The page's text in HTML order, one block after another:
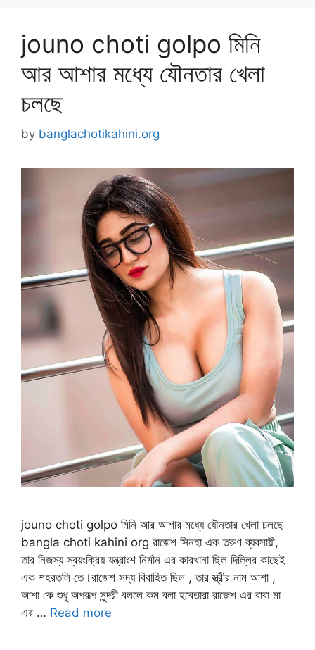
jouno choti golpo মিনি
আর আশার মধ্যে যৌনতার খেলা
চলছে
by banglachotikahini.org
jouno choti golpo মিনি আর আশার মধ্যে যৌনতার খেলা চলছে
bangla choti kahini org রাজেশ সিনহা এক তরুণ ব্যবসায়ী,
তার নিজস্য স্বয়ংক্রিয় যন্ত্রাংশ নির্মান এর কারখানা ছিল দিল্লির কাছেই
এক শহরতলি তে।রাজেশ সদ্য বিবাহিত ছিল , তার স্ত্রীর নাম আশা ,
আশা কে শুধু অপরূপ সুন্দরী বললে কম বলা হবেতারা রাজেশ এর বাবা মা
এর … Read more